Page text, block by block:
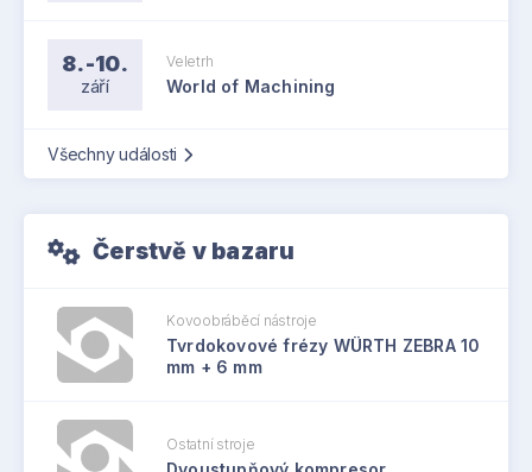
8.-10.
září
Veletrh
World of Machining
Všechny události
Čerstvě v bazaru
Kovoobráběcí nástroje
Tvrdokovové frézy WÜRTH ZEBRA 10
mm + 6 mm
Ostatní stroje